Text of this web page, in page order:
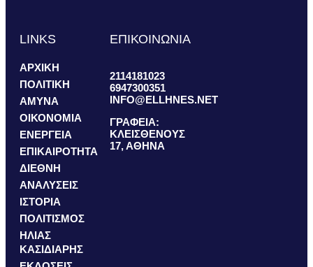
LINKS
ΑΡΧΙΚΗ
ΠΟΛΙΤΙΚΗ
ΑΜΥΝΑ
ΟΙΚΟΝΟΜΙΑ
ΕΝΕΡΓΕΙΑ
ΕΠΙΚΑΙΡΟΤΗΤΑ
ΔΙΕΘΝΗ
ΑΝΑΛΥΣΕΙΣ
ΙΣΤΟΡΙΑ
ΠΟΛΙΤΙΣΜΟΣ
ΗΛΙΑΣ
ΚΑΣΙΔΙΑΡΗΣ
ΕΠΙΚΟΙΝΩΝΙΑ
2114181023
6947300351
INFO@ELLHNES.NET
ΓΡΑΦΕΙΑ:
ΚΛΕΙΣΘΕΝΟΥΣ
17, ΑΘΗΝΑ